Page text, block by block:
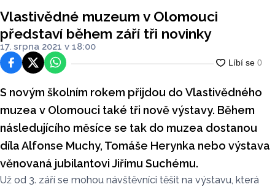
Vlastivědné muzeum v Olomouci
představí během září tři novinky
17. srpna 2021 v 18:00
FacebookPlatforma X
WhatsApp
S novým školním rokem přijdou do Vlastivědného
muzea v Olomouci také tři nově výstavy. Během
následujícího měsíce se tak do muzea dostanou
díla Alfonse Muchy, Tomáše Herynka nebo výstava
věnovaná jubilantovi Jiřímu Suchému.
Už od 3. září se mohou návštěvníci těšit na výstavu, která